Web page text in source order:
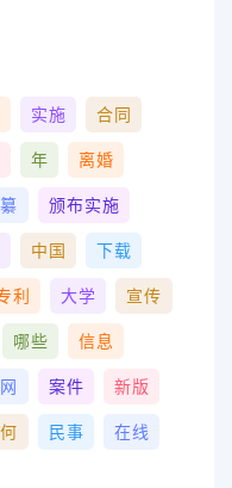
实施 合同
年 离婚
颁布实施
中国 下载
利 大学 宣传
哪些 信息
案件 新版
民事 在线